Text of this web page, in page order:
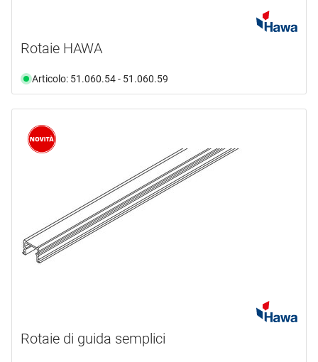
Rotaie HAWA
Articolo: 51.060.54 - 51.060.59
Rotaie di guida semplici